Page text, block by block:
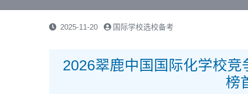
2025-11-20 国际学校选校备考
2026翠鹿中国国际化学校
榜